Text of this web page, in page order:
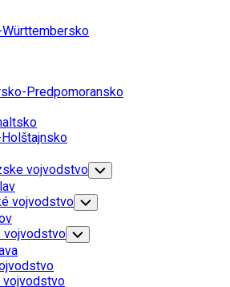
Predpomoransko
vojvodstvo Toggle
Child
Menu
vojvodstvo Toggle
Child
Menu
vojvodstvo Toggle
Child
vojvodstvo